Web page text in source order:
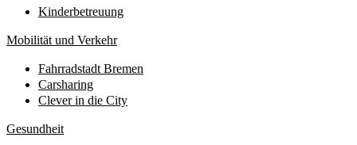
Kinderbetreuung
Mobilität und Verkehr
Fahrradstadt Bremen
Carsharing
Clever in die City
Gesundheit